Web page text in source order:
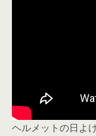
ヘルメットの日よ